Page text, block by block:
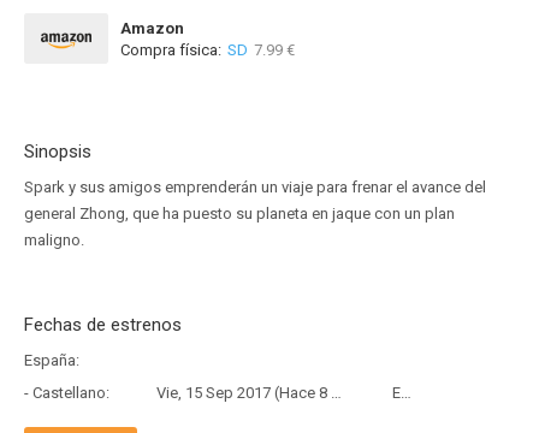
Amazon
Compra física: SD 7.99 €
Sinopsis
Spark y sus amigos emprenderán un viaje para frenar el avance del
general Zhong, que ha puesto su planeta en jaque con un plan
maligno.
Fechas de estrenos
España:
- Castellano:
Vie, 15 Sep 2017 (Hace 8 años y 10 meses) Estreno